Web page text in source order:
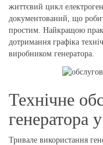
життєвий цикл
документований, що
простим. Найкращою
дотримання графіка
виробником генератора.
Технічне
генератора
Тривале використання